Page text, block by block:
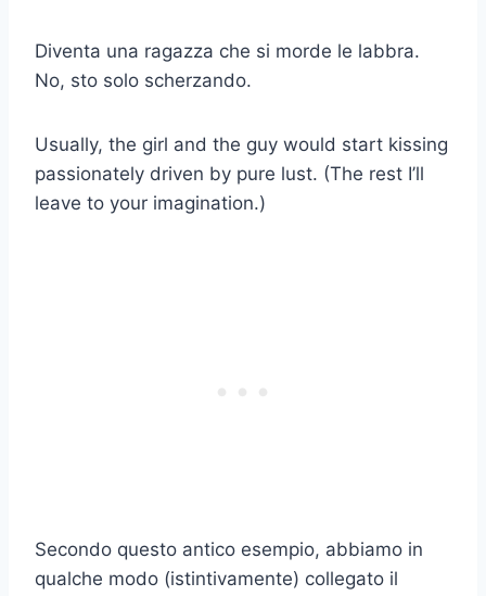
Diventa una ragazza che si morde le labbra.
No, sto solo scherzando.
Usually, the girl and the guy would start kissing
passionately driven by pure lust. (The rest I’ll
leave to your imagination.)
Secondo questo antico esempio, abbiamo in
qualche modo (istintivamente) collegato il